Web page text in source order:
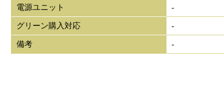
電源ユニット -
グリーン購入対応 -
備考 -